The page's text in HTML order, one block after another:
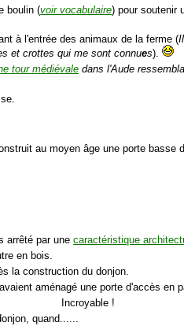
boulin (voir vocabulaire) pour soutenir
à l'entrée des animaux de la ferme (
et crottes qui me sont connues).
tour médiévale dans l'Aude
au moyen âge une porte
arrêté par unecaractéristique
en bois.
la construction du donjon.
aménagé une porte d'accès en
Incroyable !
quand......